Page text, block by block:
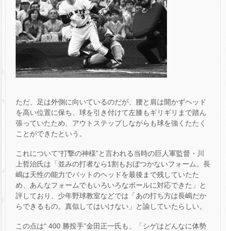
ただ、足は外側に向いているのだが、腰と肩は開かずヘッド
を高い位置に保ち、球を引き付けて左膝もギリギリまで踏ん
張っていたため、アウトステップしながらも球を強くたたく
ことができたという。
これについて“打撃の神様”と言われる当時の巨人軍監督・川
上哲治氏は「並みの打者なら1割もおぼつかないフォーム。長
嶋は天性の能力でバットのヘッドを最後まで残していたた
め、あんなフォームでもいろいろなボールに対応できた」と
評しており、少年野球教室などでは「あの打ち方は長嶋だか
らできるもの。真似してはいけない」と諭していたらしい。
この点は“ 400 勝投手”金田正一氏も、「シゲはどんなに体勢